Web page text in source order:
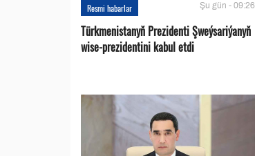
Resmi habarlar Şu gün - 09:26
Türkmenistanyň Prezidenti Şweýsariýanyň
wise-prezidentini kabul etdi